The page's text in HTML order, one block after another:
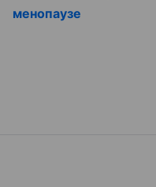
менопаузе